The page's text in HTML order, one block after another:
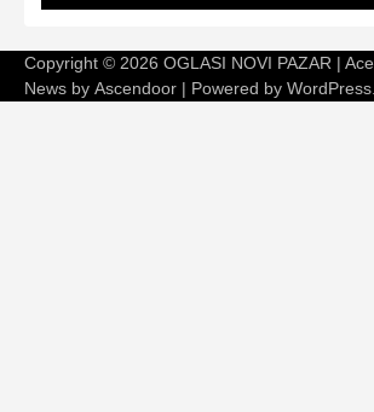
Copyright © 2026 OGLASI NOVI PAZAR | Ace
News by Ascendoor | Powered by WordPress